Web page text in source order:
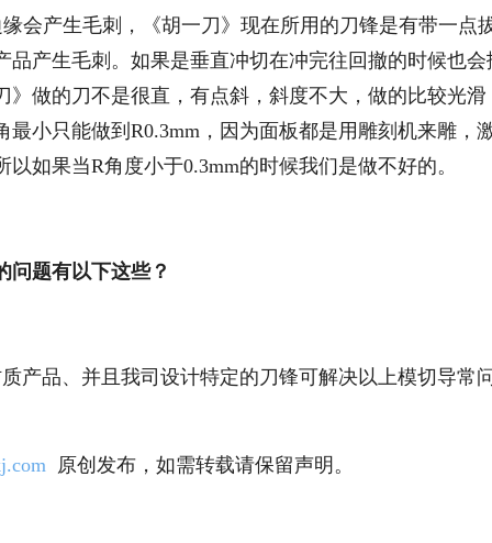
会产生毛刺，《胡一刀》现在所用的刀锋是有带一点
产生毛刺。如果是垂直冲切在冲完往回撤的时候也会
做的刀不是很直，有点斜，斜度不大，做的比较光滑
小只能做到R0.3mm，因为面板都是用雕刻机来雕，
如果当R角度小于0.3mm的时候我们是做不好的。
问题有以下这些？
产品、并且我司设计特定的刀锋可解决以上模切导常
原创发布，如需转载请保留声明。